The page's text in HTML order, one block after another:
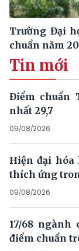
Trường Đại
chuẩn năm
Tin mới
Điểm chuẩn
nhất 29,7
09/08/2026
Hiện đại
thích ứng
09/08/2026
17/68 ngành
điểm chuẩn